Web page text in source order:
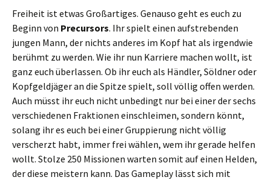
Freiheit ist etwas Großartiges. Genauso geht es euch zu
Beginn von Precursors. Ihr spielt einen aufstrebenden
jungen Mann, der nichts anderes im Kopf hat als irgendwie
berühmt zu werden. Wie ihr nun Karriere machen wollt, ist
ganz euch überlassen. Ob ihr euch als Händler, Söldner oder
Kopfgeldjäger an die Spitze spielt, soll völlig offen werden.
Auch müsst ihr euch nicht unbedingt nur bei einer der sechs
verschiedenen Fraktionen einschleimen, sondern könnt,
solang ihr es euch bei einer Gruppierung nicht völlig
verscherzt habt, immer frei wählen, wem ihr gerade helfen
wollt. Stolze 250 Missionen warten somit auf einen Helden,
der diese meistern kann. Das Gameplay lässt sich mit